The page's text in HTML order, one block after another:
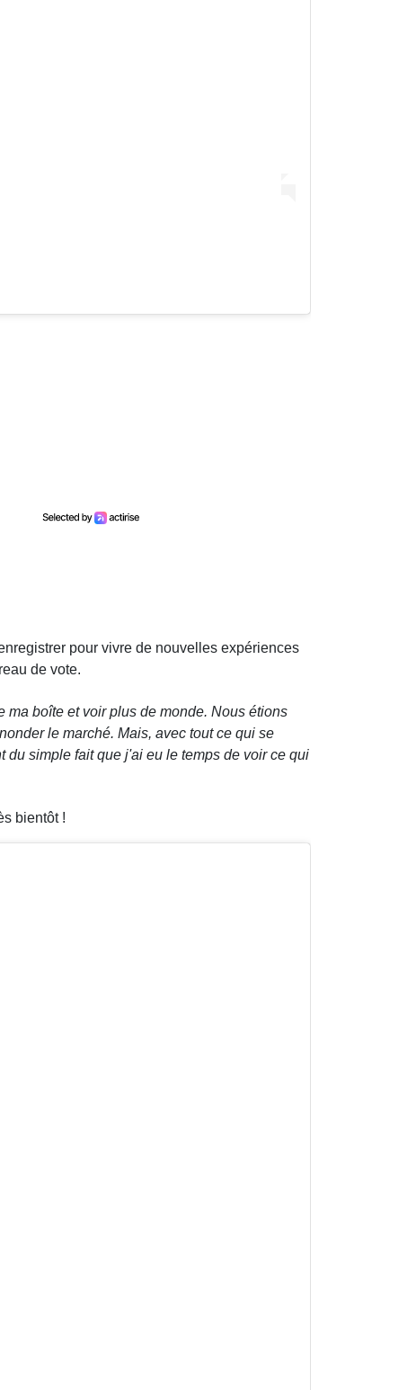
pour vivre de nouvelles expériences
de vote.
boîte et voir plus de monde. Nous étions
le marché. Mais, avec tout ce qui se
du simple fait que j'ai eu le temps de voir ce qui
bientôt !